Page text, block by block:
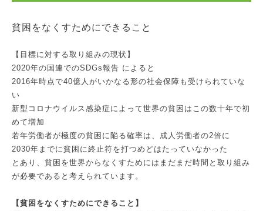
貧困をなくすためにできること
【目標に対する取り組みの現状】
2020年の国連でのSDGs報告 によると
2016年時点で40億人がいかなる形の社会保障も受けられていな
い
新型コロナウイルス感染症によって世界の貧困はこの数十年で初
めて増加
若年労働者が極度の貧困に陥る確率は、成人労働者の2倍に
2030年までに貧困に終止符を打つめどはたっていなかった
とあり、貧困を世界からなくすためにはまだまだ時間と取り組み
が必要であると考えられています。
【貧困をなくすためにできること】